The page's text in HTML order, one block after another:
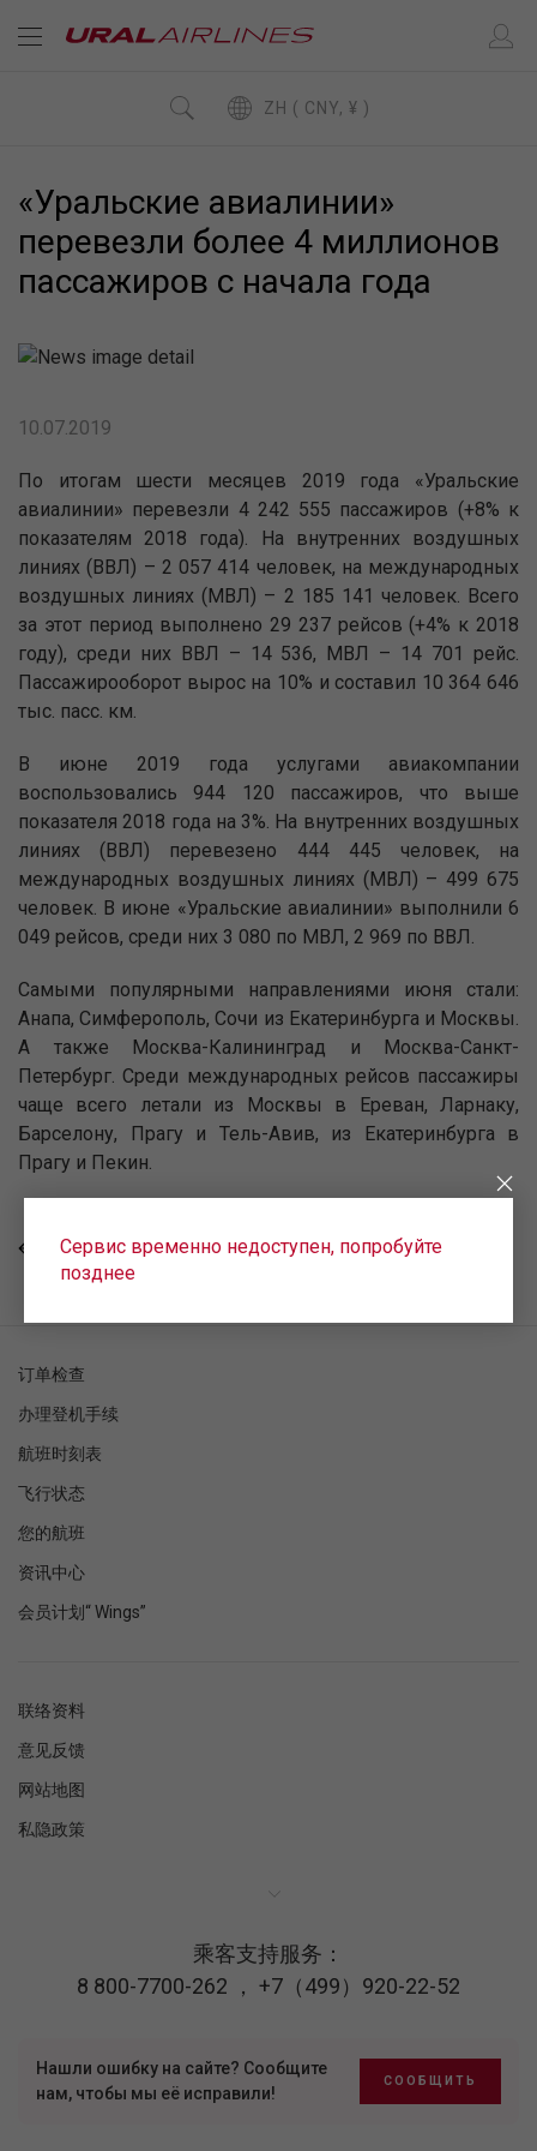
ZH ( CNY, ¥ )
«Уральские авиалинии»
перевезли более 4 миллионов
пассажиров с начала года
10.07.2019
По итогам шести месяцев 2019 года «Уральские
авиалинии» перевезли 4 242 555 пассажиров (+8% к
показателям 2018 года). На внутренних воздушных
линиях (ВВЛ) – 2 057 414 человек, на международных
воздушных линиях (МВЛ) – 2 185 141 человек. Всего
за этот период выполнено 29 237 рейсов (+4% к 2018
году), среди них ВВЛ – 14 536, МВЛ – 14 701 рейс.
Пассажирооборот вырос на 10% и составил 10 364 646
тыс. пасс. км.
В июне 2019 года услугами авиакомпании
воспользовались 944 120 пассажиров, что выше
показателя 2018 года на 3%. На внутренних воздушных
линиях (ВВЛ) перевезено 444 445 человек, на
международных воздушных линиях (МВЛ) – 499 675
человек. В июне «Уральские авиалинии» выполнили 6
049 рейсов, среди них 3 080 по МВЛ, 2 969 по ВВЛ.
Самыми популярными направлениями июня стали:
Анапа, Симферополь, Сочи из Екатеринбурга и Москвы.
А также Москва-Калининград и Москва-Санкт-
Петербург. Среди международных рейсов пассажиры
чаще всего летали из Москвы в Ереван, Ларнаку,
Барселону, Прагу и Тель-Авив, из Екатеринбурга в
Прагу и Пекин.
回去
Сервис временно недоступен, попробуйте
позднее
订单检查
办理登机手续
航班时刻表
飞行状态
您的航班
资讯中心
会员计划“ Wings”
联络资料
意见反馈
网站地图
私隐政策
乘客支持服务：
8 800-7700-262 ， +7（499）920-22-52
Нашли ошибку на сайте? Сообщите
нам, чтобы мы её исправили!
СООБЩИТЬ